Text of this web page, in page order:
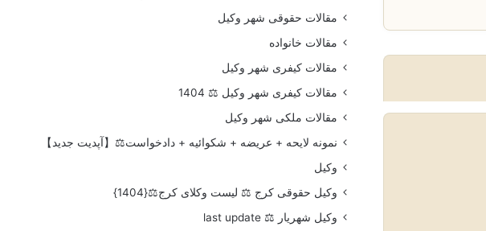
مقالات حقوقی شهر وکیل
مقالات خانواده
مقالات کیفری شهر وکیل
مقالات کیفری شهر وکیل ⚖️ 1404
مقالات ملکی شهر وکیل
نمونه لایحه + عریضه + شکوائیه + دادخواست⚖️【آپدیت جدید】
وکیل
وکیل حقوقی کرج ⚖️ لیست وکلای کرج⚖️{1404}
وکیل شهریار ⚖️ last update